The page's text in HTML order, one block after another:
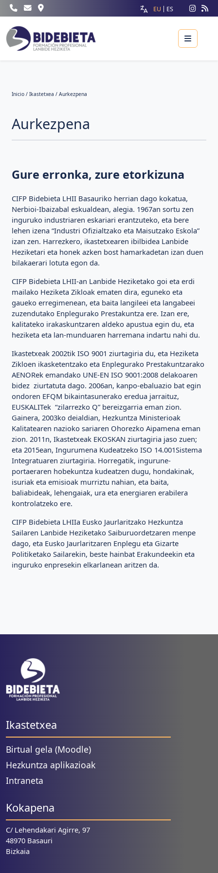
EU ES
Menu
Inicio / Ikastetxea / Aurkezpena
Aurkezpena
Gure erronka, zure etorkizuna
CIFP Bidebieta LHII Basauriko herrian dago kokatua,
Nerbioi-Ibaizabal eskualdean, alegia. 1967an sortu zen
inguruko industriaren eskariari erantzuteko, eta bere
lehen izena “Industri Ofizialtzako eta Maisutzako Eskola”
izan zen. Harrezkero, ikastetxearen ibilbidea Lanbide
Heziketari eta honek azken bost hamarkadetan izan duen
bilakaerari lotuta egon da.
CIFP Bidebieta LHII-an Lanbide Heziketako goi eta erdi
mailako Heziketa Zikloak ematen dira, eguneko eta
gaueko erregimenean, eta baita langileei eta langabeei
zuzendutako Enplegurako Prestakuntza ere. Izan ere,
kalitateko irakaskuntzaren aldeko apustua egin du, eta
heziketa eta lan-munduaren harremana indartu nahi du.
Ikastetxeak 2002tik ISO 9001 ziurtagiria du, eta Heziketa
Zikloen ikasketentzako eta Enplegurako Prestakuntzarako
AENORek emandako UNE-EN ISO 9001:2008 delakoaren
bidez ziurtatuta dago. 2006an, kanpo-ebaluazio bat egin
ondoren EFQM bikaintasunerako eredua jarraituz,
EUSKALITek “zilarrezko Q” bereizgarria eman zion.
Gainera, 2003ko deialdian, Hezkuntza Ministerioak
Kalitatearen nazioko sariaren Ohorezko Aipamena eman
zion. 2011n, Ikastetxeak EKOSKAN ziurtagiria jaso zuen;
eta 2015ean, Ingurumena Kudeatzeko ISO 14.001Sistema
Integratuaren ziurtagiria. Horregatik, ingurune-
portaeraren hobekuntza kudeatzen dugu, hondakinak,
isuriak eta emisioak murriztu nahian, eta baita,
baliabideak, lehengaiak, ura eta energiaren erabilera
kontrolatzeko ere.
CIFP Bidebieta LHIIa Eusko Jaurlaritzako Hezkuntza
Sailaren Lanbide Heziketako Saiburuordetzaren menpe
dago, eta Eusko Jaurlaritzaren Enplegu eta Gizarte
Politiketako Sailarekin, beste hainbat Erakundeekin eta
inguruko enpresekin elkarlanean aritzen da.
Ikastetxea
Birtual gela (Moodle)
Hezkuntza aplikazioak
Intraneta
Kokapena
C/ Lehendakari Agirre, 97
48970 Basauri
Bizkaia